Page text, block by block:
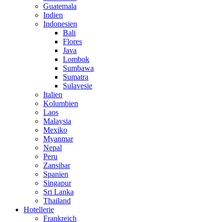
Guatemala
Indien
Indonesien
Bali
Flores
Java
Lombok
Sumbawa
Sumatra
Sulavesie
Italien
Kolumbien
Laos
Malaysia
Mexiko
Myanmar
Nepal
Peru
Zansibar
Spanien
Singapur
Sri Lanka
Thailand
Hotellerie
Frankreich